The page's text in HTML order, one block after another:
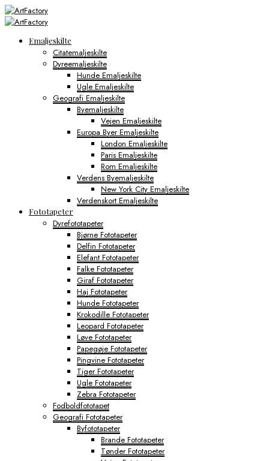
Emaljeskilte
Citatemaljeskilte
Dyreemaljeskilte
Hunde Emaljeskilte
Ugle Emaljeskilte
Geografi Emaljeskilte
Byemaljeskilte
Vejen Emaljeskilte
Europa Byer Emaljeskilte
London Emaljeskilte
Paris Emaljeskilte
Rom Emaljeskilte
Verdens Byemaljeskilte
New York City Emaljeskilte
Verdenskort Emaljeskilte
Fototapeter
Dyrefototapeter
Bjørne Fototapeter
Delfin Fototapeter
Elefant Fototapeter
Falke Fototapeter
Giraf Fototapeter
Haj Fototapeter
Hunde Fototapeter
Krokodille Fototapeter
Leopard Fototapeter
Løve Fototapeter
Papegøje Fototapeter
Pingvine Fototapeter
Tiger Fototapeter
Ugle Fototapeter
Zebra Fototapeter
Fodboldfototapet
Geografi Fototapeter
Byfototapeter
Brande Fototapeter
Tønder Fototapeter